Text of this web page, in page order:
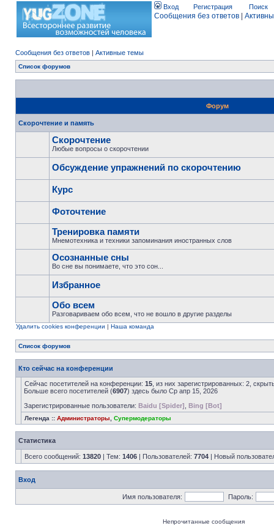
Вход Регистрация Поиск
Сообщения без ответов
Сообщения без ответов | Активные темы
Список форумов
Форум
Скорочтение и память
Скорочтение
Любые вопросы о скорочтении
Обсуждение упражнений по скорочтению
Курс
Фоточтение
Тренировка памяти
Мнемотехника и техники запоминания иностранных слов
Осознанные сны
Во сне вы понимаете, что это сон...
Избранное
Обо всем
Разговариваем обо всем, что не вошло в другие разделы
Удалить cookies конференции | Наша команда
Список форумов
Кто сейчас на конференции
Сейчас посетителей на конференции: 15 , из них зарегистрированных: 2,
Больше всего посетителей (6907) здесь было Ср апр 15, 2026
Зарегистрированные пользователи: Baidu [Spider] Bing [Bot]
Легенда :: Администраторы Супермодераторы
Статистика
Всего сообщений: 13820 | Тем: 1406 | Пользователей: 7704 | Новый
Вход
Имя пользователя: Пароль:
Непрочитанные сообщения